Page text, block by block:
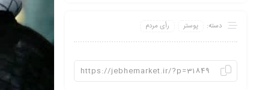
دسته: پوستر رأی مردم